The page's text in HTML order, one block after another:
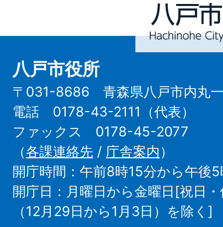
Hachinohe
City
八戸市役所
〒031-8686 青森県八戸市内丸一
電話 0178-43-2111（代表）
ファックス 0178-45-2077
（各課連絡先 / 庁舎案内）
開庁時間：午前8時15分から午後
開庁日：月曜日から金曜日[祝日
（12月29日から1月3日）を除く]